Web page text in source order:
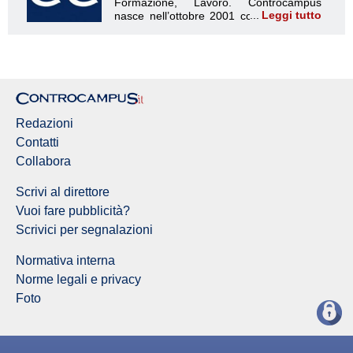
Leggi tutto
Redazioni
Contatti
Collabora
Scrivi al direttore
Vuoi fare pubblicità?
Scrivici per segnalazioni
Normativa interna
Norme legali e privacy
Foto